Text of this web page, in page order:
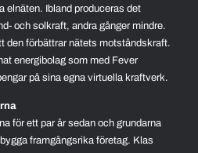
elnäten. Ibland produceras det
och solkraft, andra gånger mindre.
den förbättrar nätets motståndskraft.
energibolag som med Fever
på sina egna virtuella kraftverk.
för ett par år sedan och grundarna
framgångsrika företag. Klas